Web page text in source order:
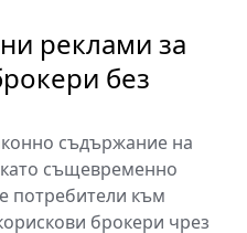
реклами за
без
съдържание на
като същевременно
потребители към
брокери чрез